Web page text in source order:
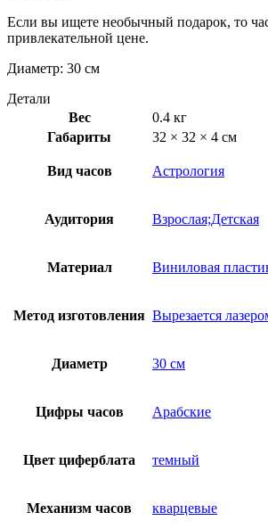
Если вы ищете необычный подарок, то
привлекательной цене.
Диаметр: 30 см
Детали
Вес
0.4 кг
Габариты
32 × 32 × 4 см
Вид часов Астрология
Аудитория Взрослая;Детская
Материал Виниловая
Метод изготовления Вырезается
Диаметр 30 см
Цифры часов Арабские
Цвет циферблата темный
Механизм часов кварцевые